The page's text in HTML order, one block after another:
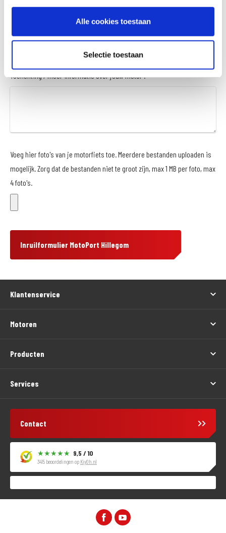
Alle cookies toestaan
Selectie toestaan
Toelichting / meer informatie over jouw motor :
Voeg hier foto's van je motorfiets toe. Meerdere bestanden uploaden is
mogelijk. Zorg dat de bestanden niet te groot zijn, max 1 MB per foto, max
4 foto's.
Inruilformulier MotoPort Hillegom
Klantenservice
Motoren
Producten
Services
Contact
9,5 / 10
3415 beoordelingen op KiyOh.nl